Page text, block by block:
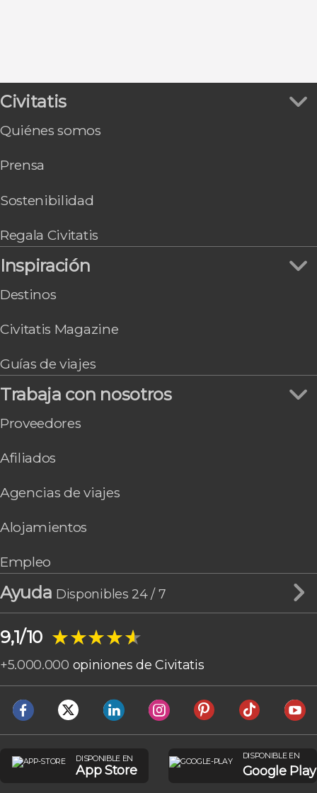
Puerto de la Cruz
Santiago de Compostela
Oviedo
Málaga
Civitatis
Quiénes somos
Prensa
Sostenibilidad
Regala Civitatis
Inspiración
Destinos
Civitatis Magazine
Guías de viajes
Trabaja con nosotros
Proveedores
Afiliados
Agencias de viajes
Alojamientos
Empleo
Ayuda Disponibles 24 / 7
9,1/10 ★★★★★
★★★★★
+5.000.000 opiniones de Civitatis
DISPONIBLE EN
App Store
DISPONIBLE EN
Google Play